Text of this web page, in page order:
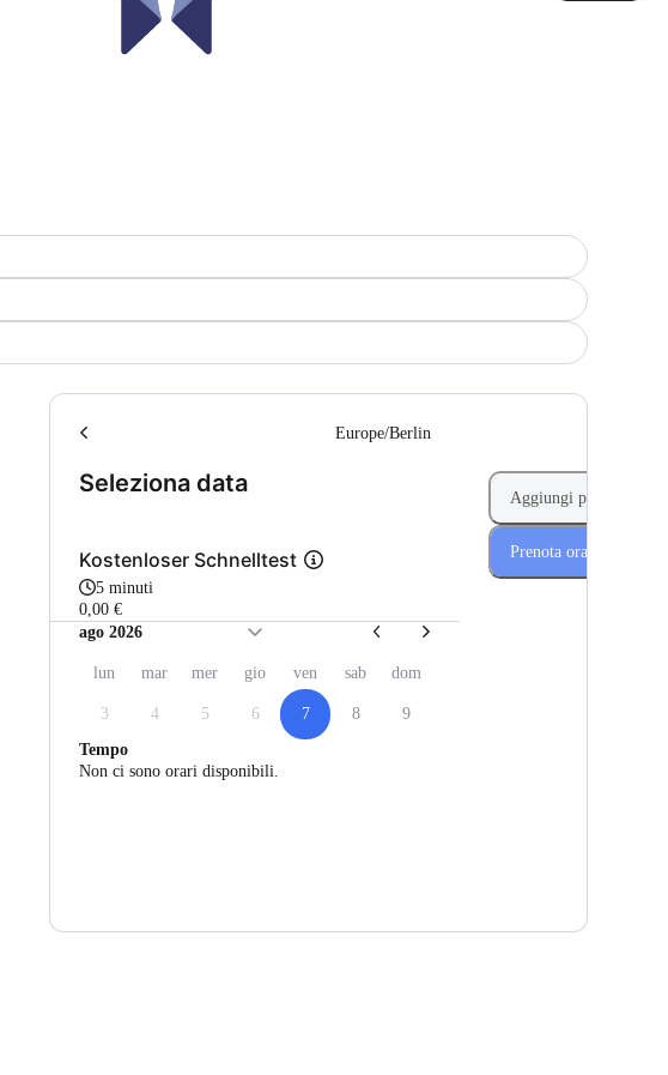
Seleziona data(Passo 1 di 2)
Europe/Berlin
Kostenloser Schnelltest
5 minuti
0,00 €
ago 2026
lun mar mer gio ven sab dom
3 4 5 6 7 8
9
Tempo
Non ci sono orari disponibili.
Aggiungi prenotazione
Prenota ora